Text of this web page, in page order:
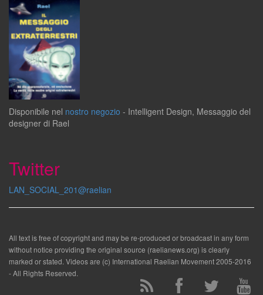
Disponibile nel nostro negozio - Intelligent Design, Messaggio del
designer di Rael
Twitter
LAN_SOCIAL_201@raelian
All text is free of copyright and may be re-produced or broadcast in any form
without notice providing the original source (raelianews.org) is clearly
marked or stated. Videos are (c) International Raelian Movement 2005-2016
- All Rights Reserved.